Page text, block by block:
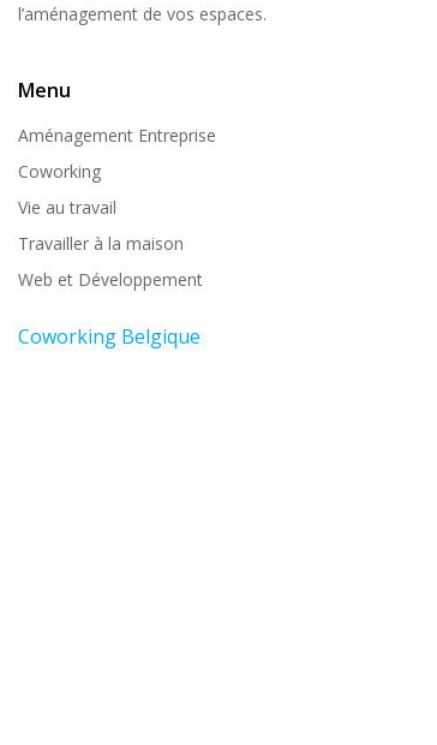
l’aménagement de vos espaces.
Menu
Aménagement Entreprise
Coworking
Vie au travail
Travailler à la maison
Web et Développement
Coworking Belgique